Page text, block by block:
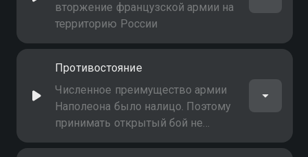
вторжение французской армии на
территорию России
Противостояние
Численное преимущество армии
Наполеона было налицо. Поэтому
принимать открытый бой не
всегда было правильно, нужно